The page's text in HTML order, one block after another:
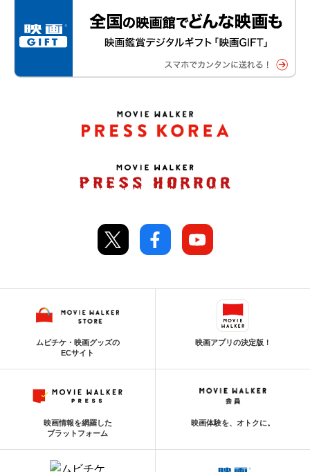
ムビチケ・映画グッズの
ECサイト
映画アプリの決定版！
映画情報を網羅した
プラットフォーム
映画体験を、オトクに。